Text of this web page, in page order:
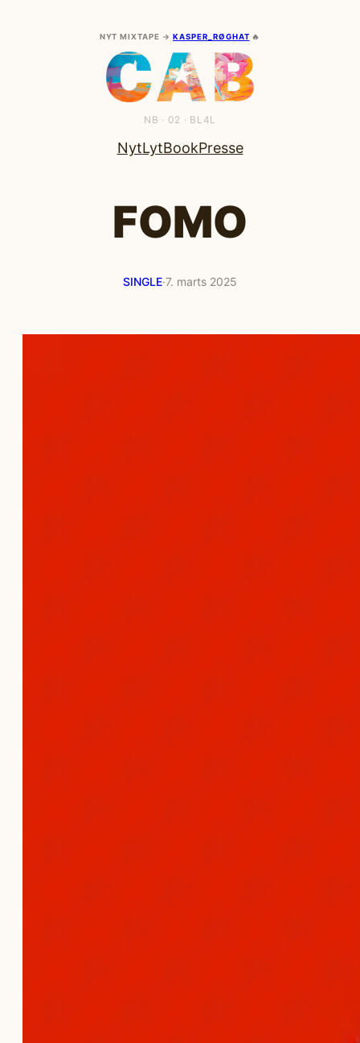
NYT MIXTAPE →KASPER_RØGHAT 🔥
NB · 02 · BL4L
NytLytBookPresse
FOMO
SINGLE·7. marts 2025